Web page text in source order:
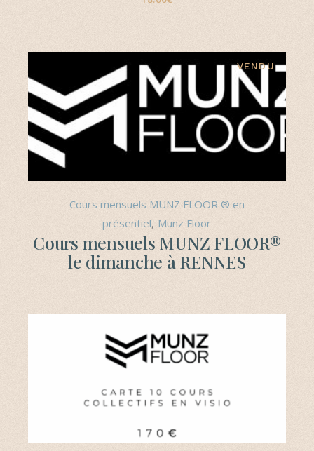
VENDU
Cours mensuels MUNZ FLOOR ® en
présentiel Munz Floor
Cours mensuels MUNZ FLOOR®
le dimanche à RENNES